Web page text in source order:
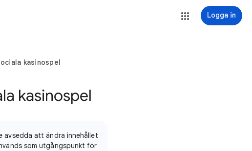
Logga in
kasinospel
kasinospel
avsedda att ändra innehållet
som utgångspunkt för